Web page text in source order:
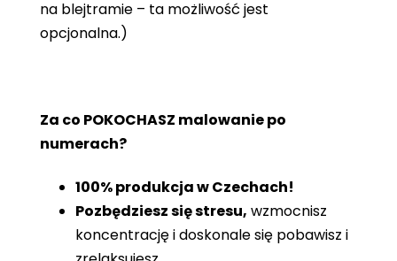
na blejtramie – ta możliwość jest
opcjonalna.)
Za co POKOCHASZ malowanie po
numerach?
100% produkcja w Czechach!
Pozbędziesz się stresu, wzmocnisz
koncentrację i doskonale się pobawisz i